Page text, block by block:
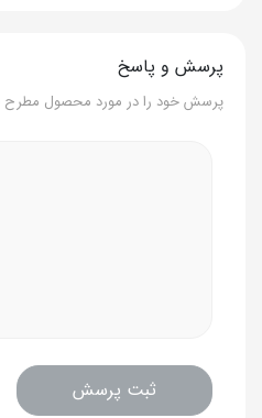
پرسش و پاسخ
پرسش خود را در مورد محصول مطرح
ثبت پرسش